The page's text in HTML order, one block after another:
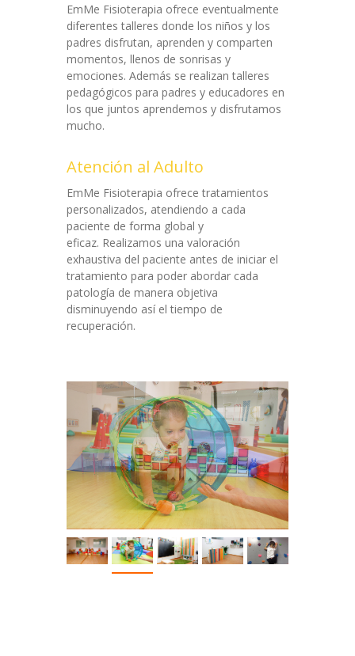
EmMe Fisioterapia ofrece eventualmente
diferentes talleres donde los niños y los
padres disfrutan, aprenden y comparten
momentos, llenos de sonrisas y
emociones. Además se realizan talleres
pedagógicos para padres y educadores en
los que juntos aprendemos y disfrutamos
mucho.
Atención al Adulto
EmMe Fisioterapia ofrece tratamientos
personalizados, atendiendo a cada
paciente de forma global y
eficaz. Realizamos una valoración
exhaustiva del paciente antes de iniciar el
tratamiento para poder abordar cada
patología de manera objetiva
disminuyendo así el tiempo de
recuperación.